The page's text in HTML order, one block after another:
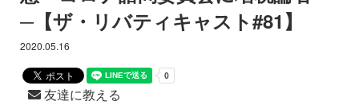
─【ザ・リバティキャスト#81】
2020.05.16
友達に教える